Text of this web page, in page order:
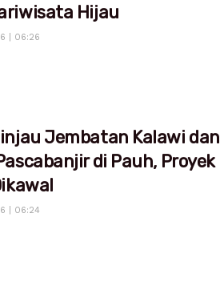
Hijau
| 06:26
Jembatan Kalawi dan
di Pauh, Proyek
| 06:24